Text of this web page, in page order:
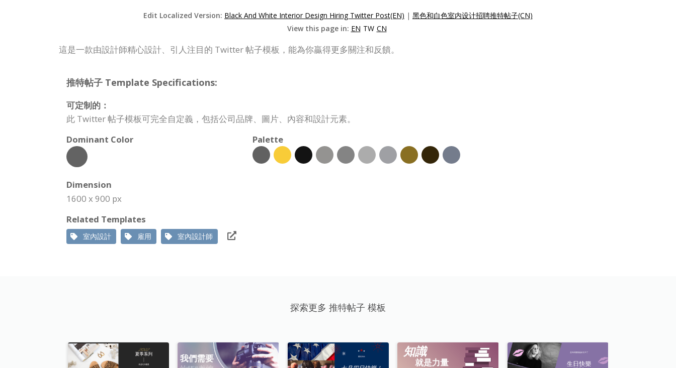
Edit Localized Version: Black And White Interior Design Hiring Twitter Post(EN) | 黑色和白色室内设计招聘推特帖子(CN)
View this page in: EN TW CN
這是一款由設計師精心設計、引人注目的 Twitter 帖子模板，能為你贏得更多關注和反饋。
推特帖子 Template Specifications:
可定制的：
此 Twitter 帖子模板可完全自定義，包括公司品牌、圖片、內容和設計元素。
Dominant Color
Palette
Dimension
1600 x 900 px
Related Templates
室內設計 雇用 室內設計師
探索更多 推特帖子 模板